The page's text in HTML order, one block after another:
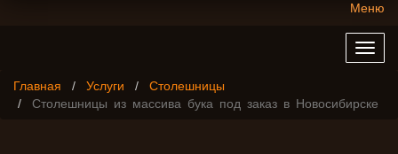
Меню
Главная Услуги
Столешницы
Столешницы из массива бука под заказ ​в Новосибирске